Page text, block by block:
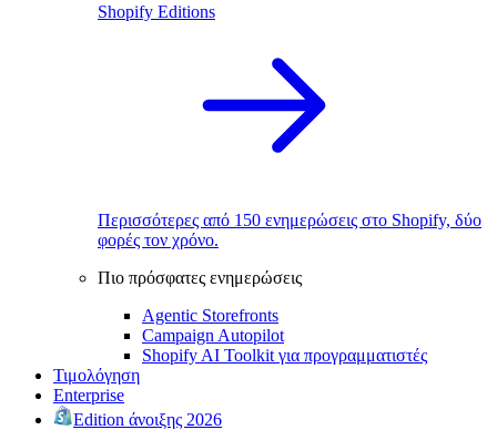
Shopify Editions
Περισσότερες από 150 ενημερώσεις στο Shopify, δύο
φορές τον χρόνο.
Πιο πρόσφατες ενημερώσεις
Agentic Storefronts
Campaign Autopilot
Shopify AI Toolkit για προγραμματιστές
Τιμολόγηση
Enterprise
Edition άνοιξης 2026